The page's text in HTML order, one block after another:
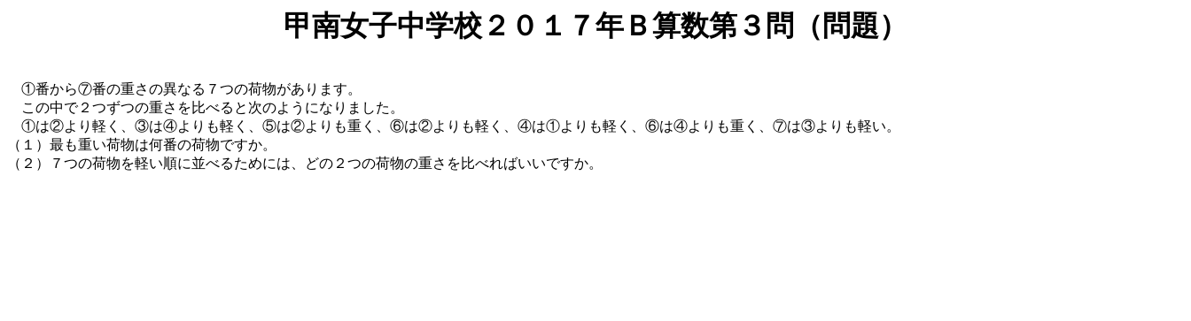
甲南女子中学校２０１７年Ｂ算数第３問（問題）
①番から⑦番の重さの異なる７つの荷物があります。
この中で２つずつの重さを比べると次のようになりました。
①は②より軽く、③は④よりも軽く、⑤は②よりも重く、⑥は②よりも軽く、④は①よりも軽く、⑥は④よりも重く、⑦は③よりも軽い。
（１）最も重い荷物は何番の荷物ですか。
（２）７つの荷物を軽い順に並べるためには、どの２つの荷物の重さを比べればいいですか。